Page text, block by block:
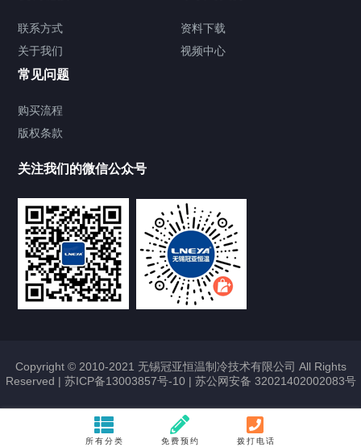
TCU温度控制单元
Chiller气体控温系统
Chamber试验箱
FREEZER低温箱
VOCs冷凝回收装置
联系方式
关于我们
资料下载
视频中心
常见问题
购买流程
版权条款
关注我们的微信公众号
Copyright © 2010-2021 无锡冠亚恒温制冷技术有限公司 All Rights
Reserved | 苏ICP备13003857号-10| 苏公网安备 32021402002083号
所有分类 免费预约 拨打电话